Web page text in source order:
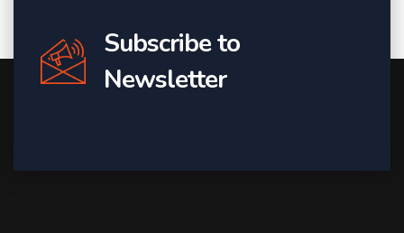
Subscribe to
Newsletter